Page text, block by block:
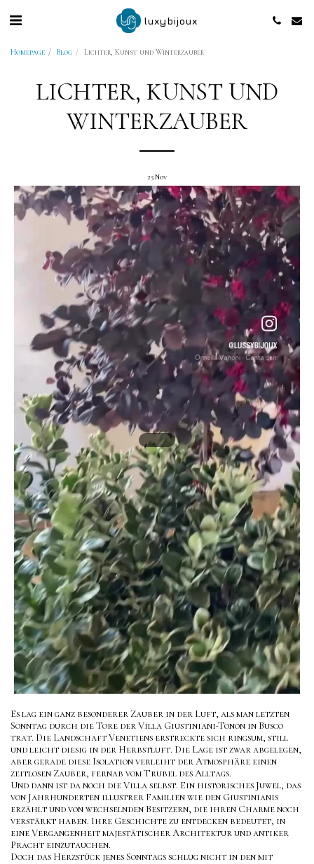
luxybijoux
Homepage Blog Lichter, Kunst und Winterzauber
LICHTER, KUNST UND
WINTERZAUBER
25Nov
Es lag ein ganz besonderer Zauber in der Luft, als man letzten
Sonntag durch die Tore der Villa Giustiniani-Tonon in Busco
trat. Die Landschaft Venetiens erstreckte sich ringsum, still
und leicht diesig in der Herbstluft. Die Lage ist zwar abgelegen,
aber gerade diese Isolation verleiht der Atmosphäre einen
zeitlosen Zauber, fernab vom Trubel des Alltags.
Und dann ist da noch die Villa selbst. Ein historisches Juwel, das
von Jahrhunderten illustrer Familien wie den Giustinianis
erzählt und von wechselnden Besitzern, die ihren Charme noch
verstärkt haben. Ihre Geschichte zu entdecken bedeutet, in
eine Vergangenheit majestätischer Architektur und antiker
Pracht einzutauchen.
Doch das Herzstück jenes Sonntags schlug nicht in den mit